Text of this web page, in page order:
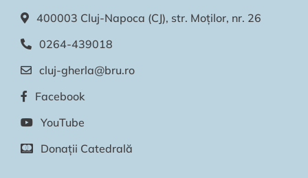
400003 Cluj-Napoca (CJ), str. Moților, nr. 26
0264-439018
cluj-gherla@bru.ro
Facebook
YouTube
Donații Catedrală